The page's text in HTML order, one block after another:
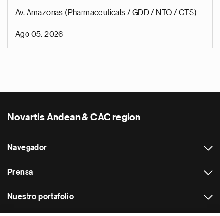
Av. Amazonas (Pharmaceuticals / GDD / NTO / CTS)
Ago 05, 2026
Novartis Andean & CAC region
Navegador
Prensa
Nuestro portafolio